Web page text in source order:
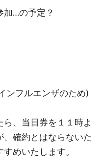
加…の予定？
ンフルエンザのため)
、当日券を１１時よ
、確約とはならないた
めいたします。